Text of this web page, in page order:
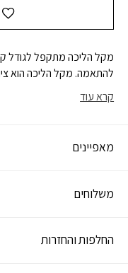
מקל הליכה מתקפל לגודל
להתאמה. מקל הליכה הוא
מקלות בשתי הידיים מוסיפה
קרא עוד
מאפיינים
משלוחים
החלפות והחזרות